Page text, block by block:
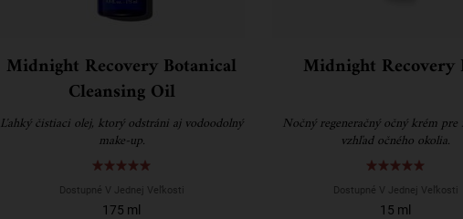
Midnight Recovery Botanical
Cleansing Oil
Ľahký čistiaci olej, ktorý odstráni aj vodoodolný
make-up.
Dostupné V Jednej Veľkosti
175 ml
Midnight Recovery
Nočný regeneračný očný krém pre
vzhľad očného okolia.
Dostupné V Jednej Veľkosti
15 ml